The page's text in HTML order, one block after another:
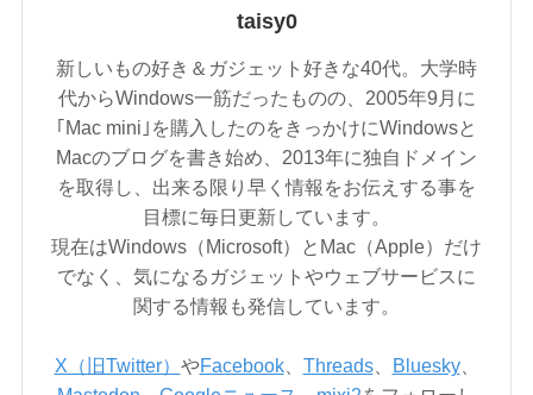
taisy0
新しいもの好き＆ガジェット好きな40代。大学時
代からWindows一筋だったものの、2005年9月に
｢Mac mini｣を購入したのをきっかけにWindowsと
Macのブログを書き始め、2013年に独自ドメイン
を取得し、出来る限り早く情報をお伝えする事を
目標に毎日更新しています。
現在はWindows（Microsoft）とMac（Apple）だけ
でなく、気になるガジェットやウェブサービスに
関する情報も発信しています。
X（旧Twitter） やFacebook、 Threads、 Bluesky、